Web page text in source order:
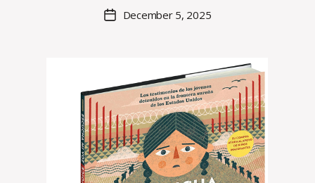
author
S
a
n
PostDecember 5, 2025